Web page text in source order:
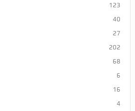
123
40
27
202
68
6
16
4